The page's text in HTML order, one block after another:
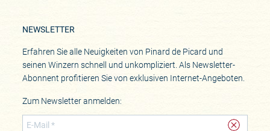
NEWSLETTER
Erfahren Sie alle Neuigkeiten von Pinard de Picard und
seinen Winzern schnell und unkompliziert. Als Newsletter-
Abonnent profitieren Sie von exklusiven Internet-Angeboten.
Zum Newsletter anmelden: